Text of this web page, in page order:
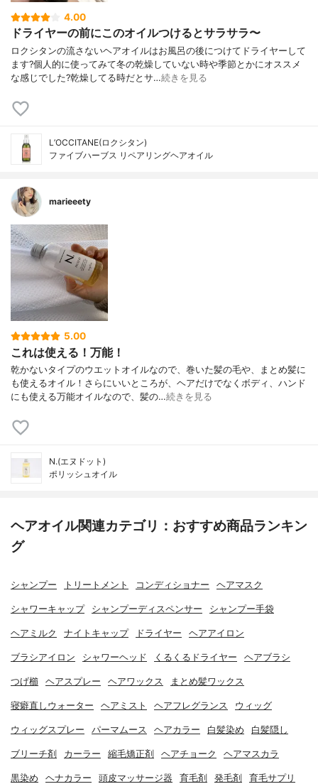
4.00
ドライヤーの前にこのオイルつけるとサラサラ〜
ロクシタンの流さないヘアオイルはお風呂の後につけてドライヤーして
ます?個人的に使ってみて冬の乾燥していない時や季節とかにオススメ
な感じでした?乾燥してる時だとサ…続きを見る
L’OCCITANE(ロクシタン)
ファイブハーブス リペアリングヘアオイル
marieeety
5.00
これは使える！万能！
乾かないタイプのウエットオイルなので、巻いた髪の毛や、まとめ髪に
も使えるオイル！さらにいいところが、ヘアだけでなくボディ、ハンド
にも使える万能オイルなので、髪の…続きを見る
N.(エヌドット)
ポリッシュオイル
ヘアオイル関連カテゴリ：おすすめ商品ランキン
グ
シャンプー トリートメント コンディショナー ヘアマスク
シャワーキャップ シャンプーディスペンサー シャンプー手袋
ヘアミルク ナイトキャップ ドライヤー ヘアアイロン
ブラシアイロン シャワーヘッド くるくるドライヤー ヘアブラシ
つげ櫛 ヘアスプレー ヘアワックス まとめ髪ワックス
寝癖直しウォーター ヘアミスト ヘアフレグランス ウィッグ
ウィッグスプレー パーマムース ヘアカラー 白髪染め 白髪隠し
ブリーチ剤 カーラー 縮毛矯正剤 ヘアチョーク ヘアマスカラ
黒染め ヘナカラー 頭皮マッサージ器 育毛剤 発毛剤 育毛サプリ